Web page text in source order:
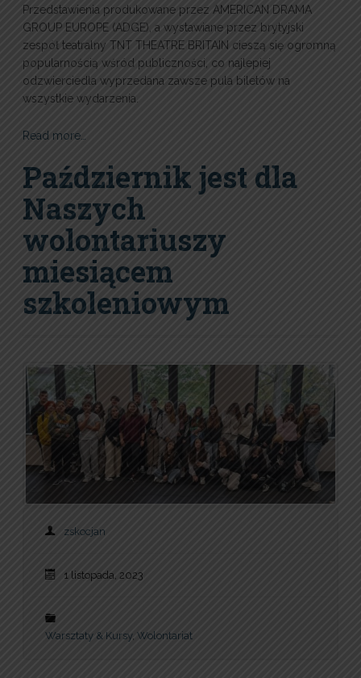
Przedstawienia produkowane przez AMERICAN DRAMA
GROUP EUROPE (ADGE), a wystawiane przez brytyjski
zespół teatralny TNT THEATRE BRITAIN cieszą się ogromną
popularnością wśród publiczności, co najlepiej
odzwierciedla wyprzedana zawsze pula biletów na
wszystkie wydarzenia.
Read more…
Październik jest dla
Naszych
wolontariuszy
miesiącem
szkoleniowym
zskocjan
1 listopada, 2023
Warsztaty & Kursy, Wolontariat